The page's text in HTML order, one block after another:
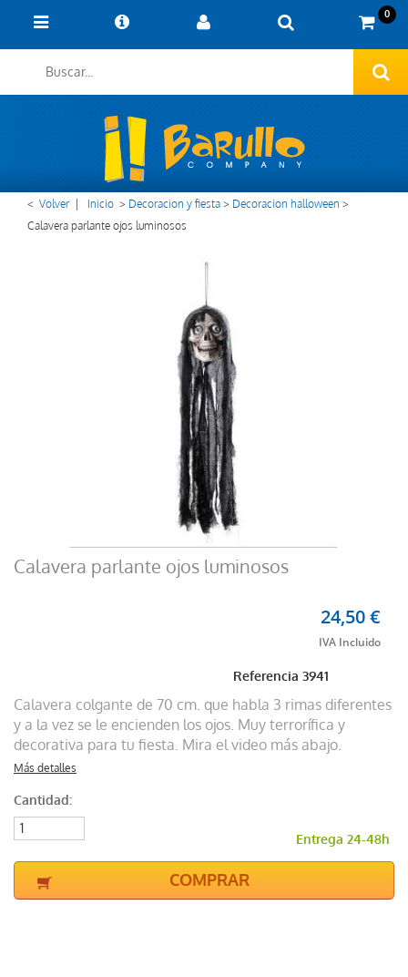
0
< Volver Inicio > Decoracion y fiesta> Decoracion halloween >
Calavera parlante ojos luminosos
Calavera parlante ojos luminosos
Referencia3941
24,50 €
Calavera colgante de 70 cm. que habla 3 rimas diferentes
y a la vez se le encienden los ojos. Muy terrorífica y
decorativa para tu fiesta. Mira el video más abajo.
Más detalles
Cantidad:
Entrega 24-48h
COMPRAR